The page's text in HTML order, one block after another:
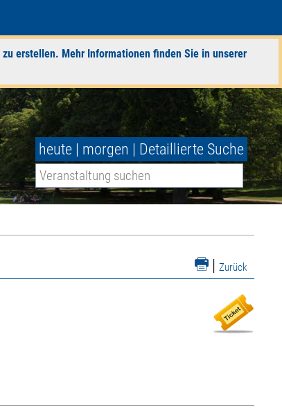
erstellen. Mehr Informationen finden Sie in unserer
heute | morgen | Detaillierte Suche
| Zurück